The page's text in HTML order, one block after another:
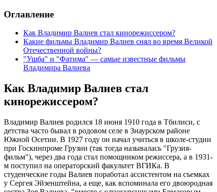
Оглавление
Как Владимир Валиев стал кинорежиссером?
Какие фильмы Владимир Валиев снял во время Великой
Отечественной войны?
"Ушба" и "Фатима" — самые известные фильмы
Владимира Валиева
Как Владимир Валиев стал
кинорежиссером?
Владимир Валиев родился 18 июня 1910 года в Тбилиси, с
детства часто бывал в родовом селе в Знаурском районе
Южной Осетии. В 1927 году он начал учиться в школе-студии
при Госкинпроме Грузии (так тогда называлась "Грузия-
фильм"), через два года стал помощником режиссера, а в 1931-
м поступил на операторский факультет ВГИКа. В
студенческие годы Валиев поработал ассистентом на съемках
у Сергея Эйзенштейна, а еще, как вспоминала его двоюродная